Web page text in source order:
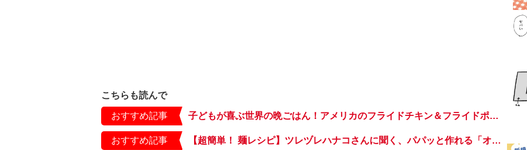
こちらも読んで
おすすめ記事 子どもが喜ぶ世界の晩ごはん！アメリカのフライドチキン＆フライドポテト
おすすめ記事 【超簡単！ 麺レシピ】ツレヅレハナコさんに聞く、パパッと作れる「オイルサーディンとミニトマトの冷製パスタ」